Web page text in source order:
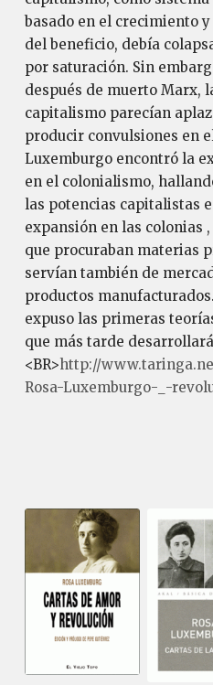
basado en el crecimiento
del beneficio, debía
por saturación. Sin
después de muerto Marx,
capitalismo parecían
producir convulsiones en
Luxemburgo encontró la
en el colonialismo,
las potencias capitalistas
expansión en las colonias
que procuraban materias
servían también de
productos
expuso las primeras
que más tarde desarrollará
<BR>http://
Rosa-Luxemburgo-_-